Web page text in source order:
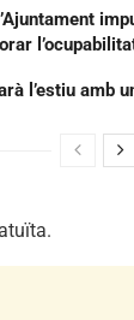
l’estiu amb